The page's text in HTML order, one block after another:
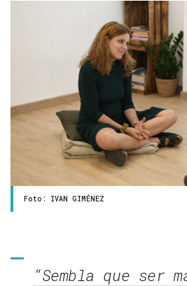
Foto: IVAN GIMÉNEZ
“Sembla que ser